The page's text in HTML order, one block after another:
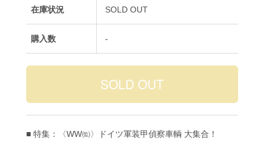
在庫状況 SOLD OUT
購入数 -
■ 特集：〈WW㈼〉ドイツ軍装甲偵察車輌 大集合！